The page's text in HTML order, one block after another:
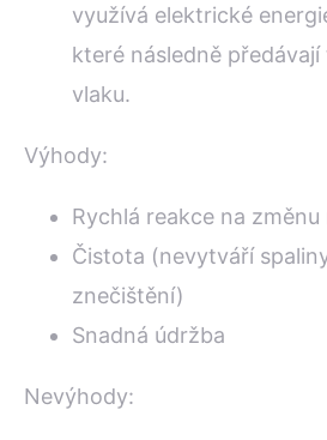
využívá elektrické
které následně
vlaku.
Výhody:
Rychlá reakce na
Čistota (nevytváří
znečištění)
Snadná údržba
Nevýhody: